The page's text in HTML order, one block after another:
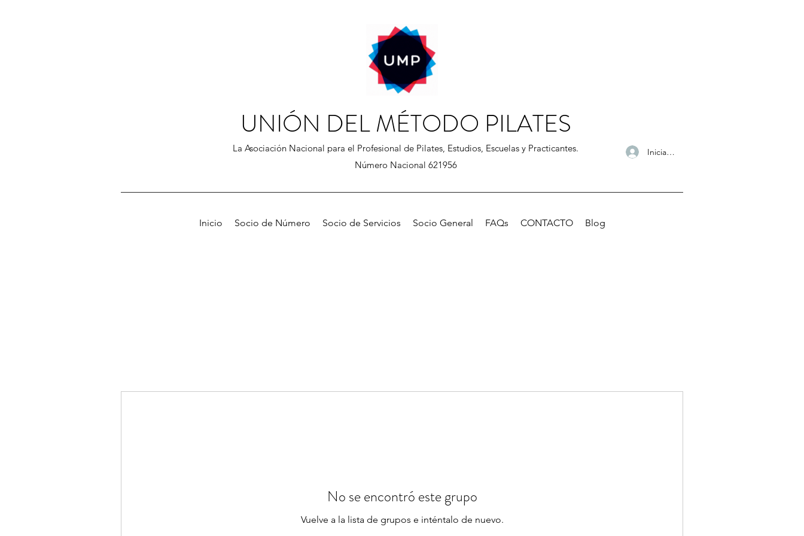
UNIÓN DEL MÉTODO PILATES
La Asociación Nacional para el Profesional de Pilates, Estudios, Escuelas y Practicantes.
Número Nacional 621956
Iniciar sesión
Inicio Socio de Número Socio de Servicios Socio General FAQs CONTACTO Blog
No se encontró este grupo
Vuelve a la lista de grupos e inténtalo de nuevo.